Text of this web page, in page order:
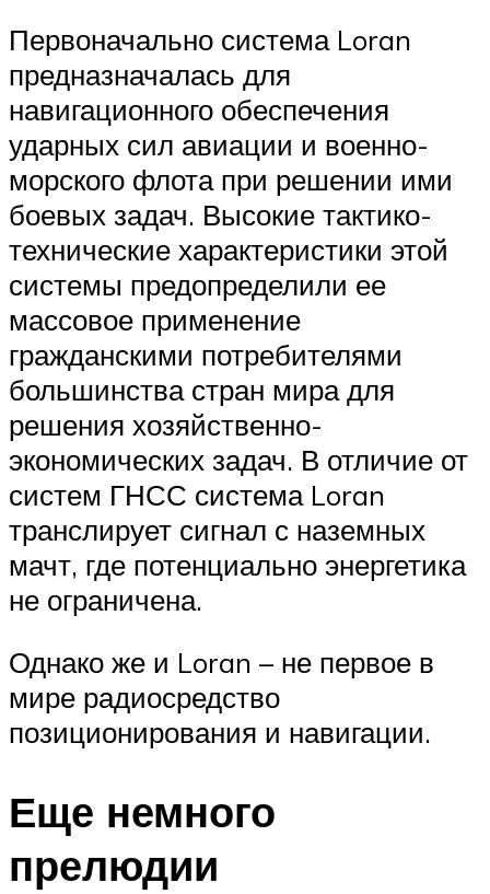
Первоначально система Loran
предназначалась для
навигационного обеспечения
ударных сил авиации и военно-
морского флота при решении ими
боевых задач. Высокие тактико-
технические характеристики этой
системы предопределили ее
массовое применение
гражданскими потребителями
большинства стран мира для
решения хозяйственно-
экономических задач. В отличие от
систем ГНСС система Loran
транслирует сигнал с наземных
мачт, где потенциально энергетика
не ограничена.
Однако же и Loran – не первое в
мире радиосредство
позиционирования и навигации.
Еще немного
прелюдии